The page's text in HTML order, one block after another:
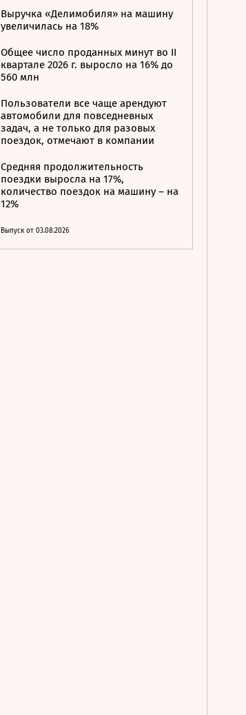
Выручка «Делимобиля» на машину
увеличилась на 18%
Общее число проданных минут во II
квартале 2026 г. выросло на 16% до
560 млн
Пользователи все чаще арендуют
автомобили для повседневных
задач, а не только для разовых
поездок, отмечают в компании
Средняя продолжительность
поездки выросла на 17%,
количество поездок на машину – на
12%
Выпуск от 03.08.2026